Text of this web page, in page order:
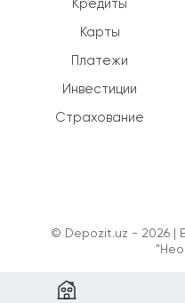
Кредиты
Карты
Платежи
Инвестиции
Страхование
© Depozit.uz - 2026 |
"Нео